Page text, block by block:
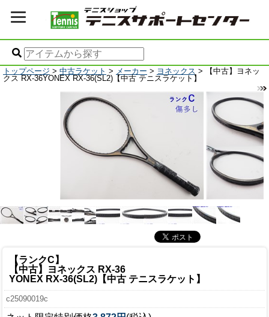
トップページ > 中古ラケット > メーカー > ヨネックス > 【中古】ヨネッ
クス RX-36YONEX RX-36(SL2)【中古 テニスラケット】
【ランクC】
【中古】ヨネックス RX-36
YONEX RX-36(SL2)【中古 テニスラケット】
c25090019c